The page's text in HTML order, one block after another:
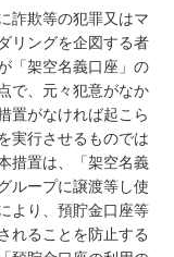
詐欺等の犯罪又はマ
リングを企図する者
「架空名義口座」の
で、元々犯意がなか
置がなければ起こら
実行させるものでは
措置は、「架空名義
ループに譲渡等し使
より、預貯金口座等
れることを防止する